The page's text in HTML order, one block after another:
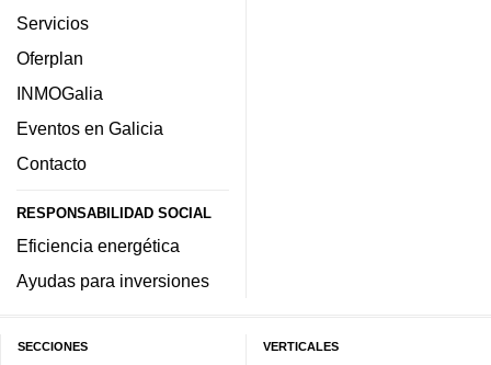
Servicios
Oferplan
INMOGalia
Eventos en Galicia
Contacto
RESPONSABILIDAD SOCIAL
Eficiencia energética
Ayudas para inversiones
SECCIONES VERTICALES